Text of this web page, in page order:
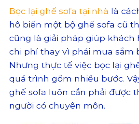
Bọc lại ghế sofa tại nhà là
hô biến một bộ ghế sofa cũ
cũng là giải pháp giúp khách
chi phí thay vì phải mua sắm
Nhưng thực tế việc bọc lại
quá trình gồm nhiều bước.
ghế sofa luôn cần phải được
người có chuyên môn.